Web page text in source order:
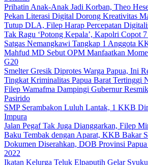
Prihatin Anak-Anak Jadi Korban, Theo
Pekan Literasi Digital Dorong Kreativitas
Tutup DLA, Filep Harap Percepatan
Tak Ragu ‘Potong Kepala’, Kapolri Copot
Satgas Nemangkawi Tangkap 1 Anggota
Mahfud MD Sebut OPM Manfaatkan
G20
Smelter Gresik Diprotes Warga Papua, Ini
Tingkat Kriminalitas Papua Barat Tertinggi
Filep Wamafma Dampingi Gubernur
Pasirido
SMP Serambakon Luluh Lantak, 1 KKB
Impura
Jalan Pegaf Tak Juga Dianggarkan, Filep
Baku Tembak dengan Aparat, KKB Bakar
Dokumen Diserahkan, DOB Provinsi
2022
Ikatan Kelurga Teluk Elpaputih Gelar